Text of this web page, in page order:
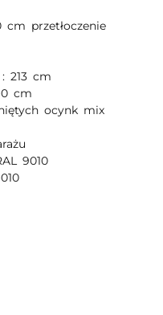
cm przetłoczenie
213 cm
cm
ocynk mix
9010